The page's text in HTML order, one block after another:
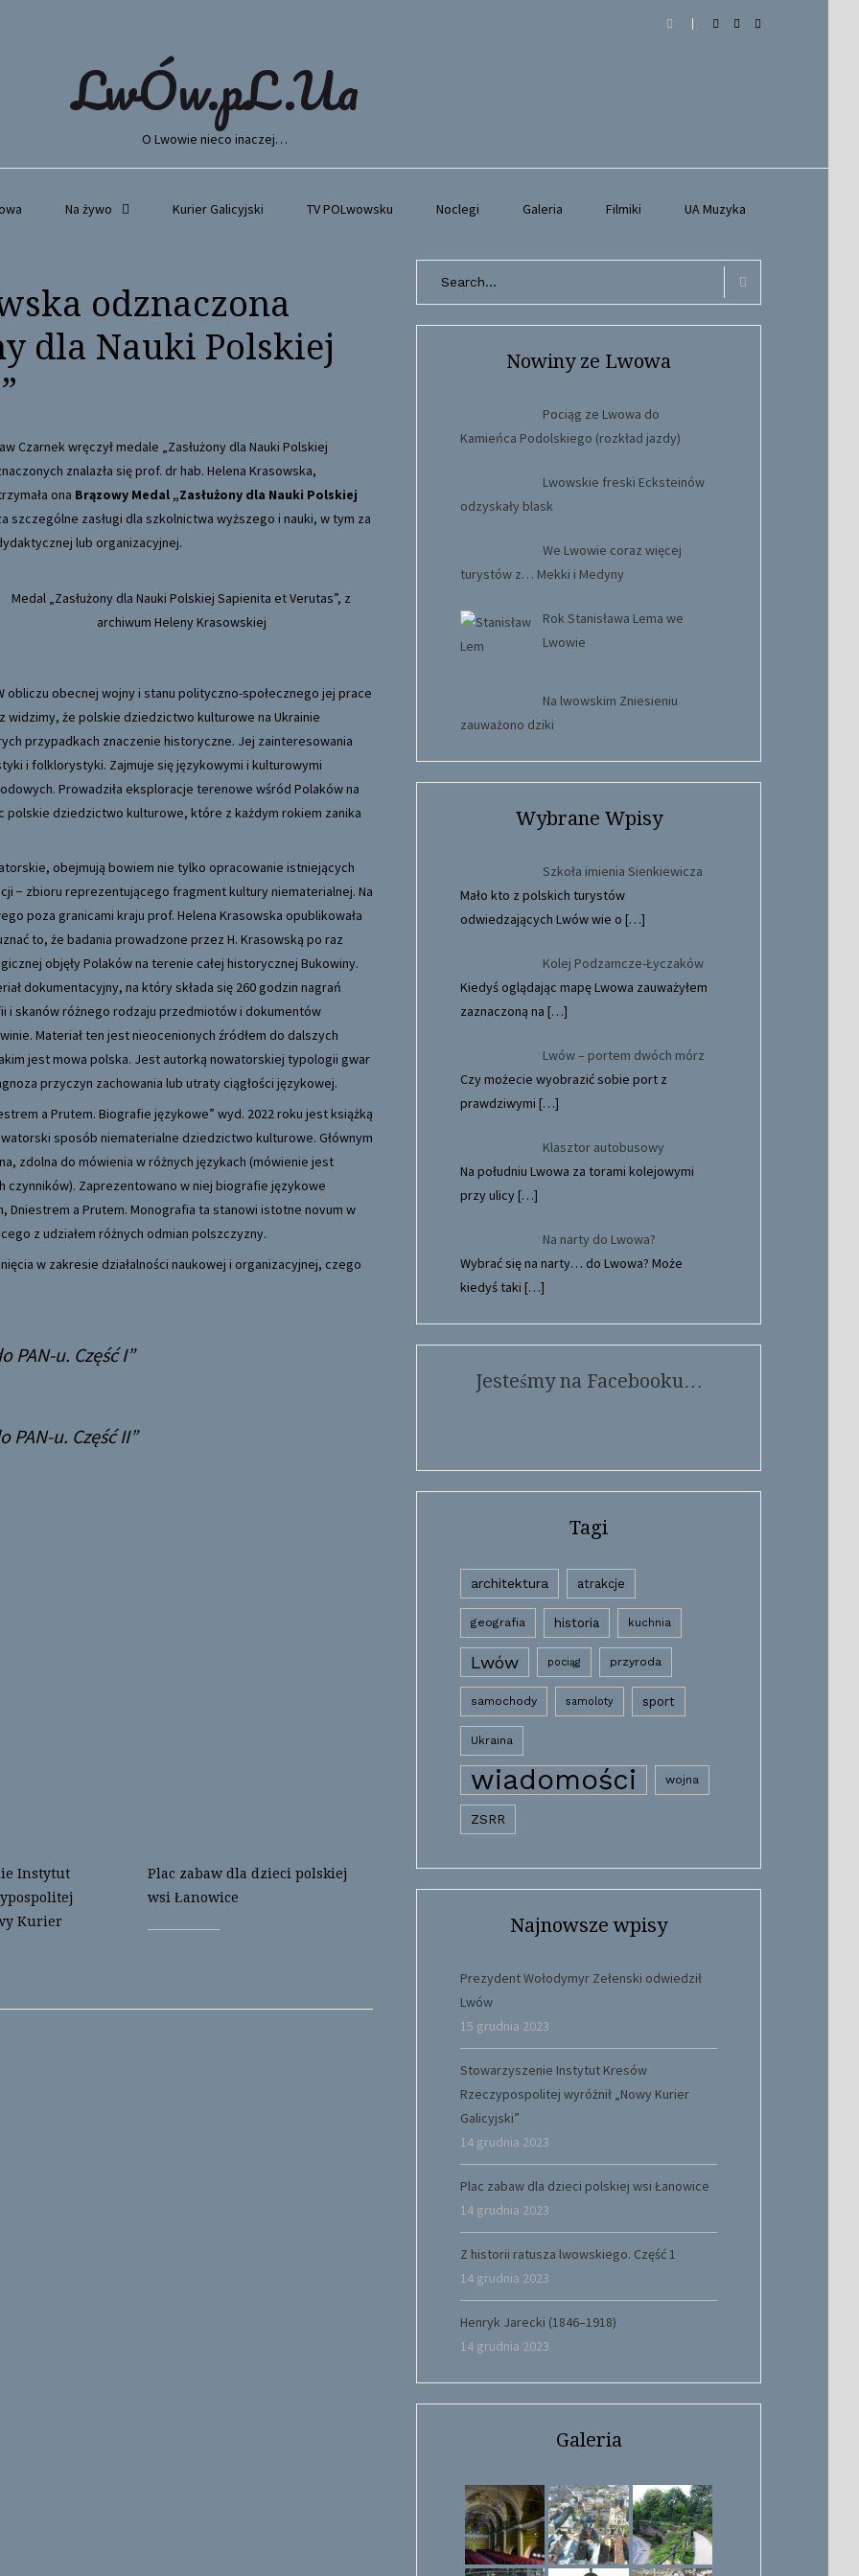
LwÓw.pL.Ua
O Lwowie nieco inaczej…
Na żywo Kurier Galicyjski TV POLwowsku Noclegi Galeria Filmiki UA Muzyka
odznaczona
dla Nauki Polskiej
Czarnek wręczył medale „Zasłużony dla Nauki Polskiej
znalazła się prof. dr hab. Helena Krasowska,
ona Brązowy Medal „Zasłużony dla Nauki Polskiej
szczególne zasługi dla szkolnictwa wyższego i nauki, w tym za
lub organizacyjnej.
Medal „Zasłużony dla Nauki Polskiej Sapienita et Verutas”, z
archiwum Heleny Krasowskiej
obliczu obecnej wojny i stanu polityczno-społecznego jej prace
widzimy, że polskie dziedzictwo kulturowe na Ukrainie
przypadkach znaczenie historyczne. Jej zainteresowania
i folklorystyki. Zajmuje się językowymi i kulturowymi
Prowadziła eksploracje terenowe wśród Polaków na
polskie dziedzictwo kulturowe, które z każdym rokiem zanika
obejmują bowiem nie tylko opracowanie istniejących
− zbioru reprezentującego fragment kultury niematerialnej. Na
poza granicami kraju prof. Helena Krasowska opublikowała
to, że badania prowadzone przez H. Krasowską po raz
objęły Polaków na terenie całej historycznej Bukowiny.
dokumentacyjny, na który składa się 260 godzin nagrań
i skanów różnego rodzaju przedmiotów i dokumentów
Materiał ten jest nieocenionych źródłem do dalszych
jest mowa polska. Jest autorką nowatorskiej typologii gwar
przyczyn zachowania lub utraty ciągłości językowej.
a Prutem. Biografie językowe” wyd. 2022 roku jest książką
sposób niematerialne dziedzictwo kulturowe. Głównym
zdolna do mówienia w różnych językach (mówienie jest
Zaprezentowano w niej biografie językowe
Dniestrem a Prutem. Monografia ta stanowi istotne novum w
z udziałem różnych odmian polszczyzny.
w zakresie działalności naukowej i organizacyjnej, czego
PAN-u. Część I
PAN-u. Część II
Instytut
Kurier
Plac zabaw dla dzieci polskiej
wsi Łanowice
Search
Nowiny ze Lwowa
Pociąg ze Lwowa do
Kamieńca Podolskiego (rozkład jazdy)
Lwowskie freski Ecksteinów
odzyskały blask
We Lwowie coraz więcej
turystów z… Mekki i Medyny
Rok Stanisława Lema we
Lwowie
Na lwowskim Zniesieniu
zauważono dziki
Wybrane Wpisy
Szkoła imienia Sienkiewicza
Mało kto z polskich turystów
odwiedzających Lwów wie o […]
Kolej Podzamcze-Łyczaków
Kiedyś oglądając mapę Lwowa zauważyłem
zaznaczoną na […]
Lwów – portem dwóch mórz
Czy możecie wyobrazić sobie port z
prawdziwymi […]
Klasztor autobusowy
Na południu Lwowa za torami kolejowymi
przy ulicy[…]
Na narty do Lwowa?
Wybrać się na narty… do Lwowa? Może
kiedyś taki […]
Jesteśmy na Facebooku…
Tagi
architektura atrakcje
geografia historia kuchnia
Lwów pociąg przyroda
samochody samoloty sport
Ukraina
wiadomości wojna
ZSRR
Najnowsze wpisy
Prezydent Wołodymyr Zełenski odwiedził
Lwów
15 grudnia 2023
Stowarzyszenie Instytut Kresów
Rzeczypospolitej wyróżnił „Nowy Kurier
Galicyjski”
14 grudnia 2023
Plac zabaw dla dzieci polskiej wsi Łanowice
14 grudnia 2023
Z historii ratusza lwowskiego. Część 1
14 grudnia 2023
Henryk Jarecki (1846–1918)
14 grudnia 2023
Galeria